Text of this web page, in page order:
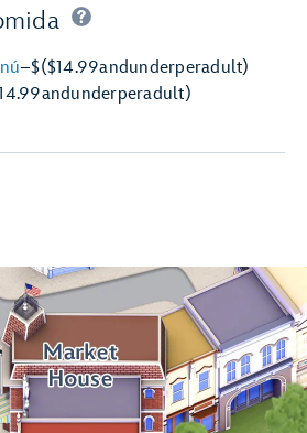
–$($14.99andunderperadult)
andunderperadult)